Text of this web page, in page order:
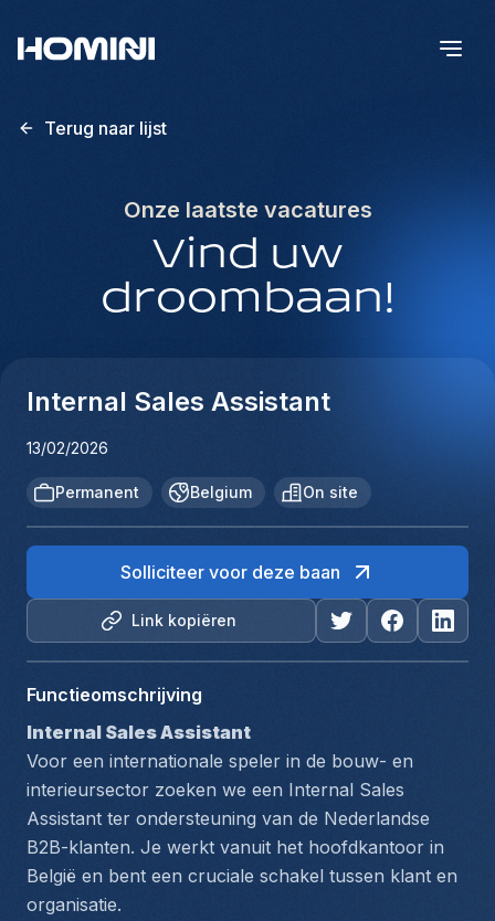
Terug naar lijst
Onze laatste vacatures
Vind uw
droombaan!
Internal Sales Assistant
13/02/2026
Permanent Belgium On site
Link kopiëren
Solliciteer voor deze baan
Functieomschrijving
Internal Sales Assistant
Voor een internationale speler in de bouw- en
interieursector zoeken we een Internal Sales
Assistant ter ondersteuning van de Nederlandse
B2B-klanten. Je werkt vanuit het hoofdkantoor in
België en bent een cruciale schakel tussen klant en
organisatie.